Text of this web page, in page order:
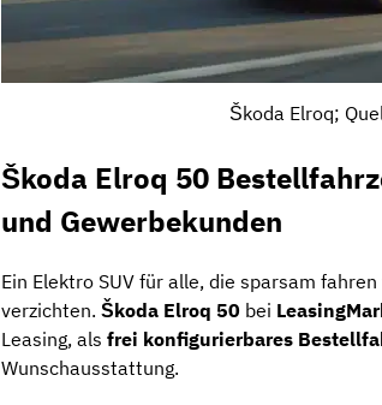
Škoda Elroq;
Škoda Elroq 50
und Gewerbekunden
Ein Elektro SUV für alle, die sparsam
verzichten. Škoda Elroq 50 bei
Leasing, als frei konfigurierbares
Wunschausstattung.